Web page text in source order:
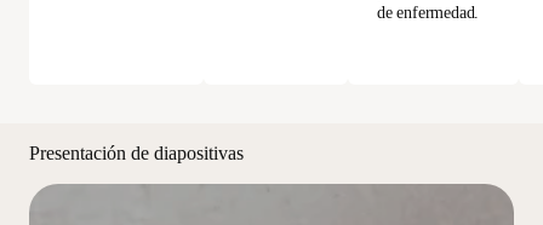
de enfermedad.
Presentación de diapositivas